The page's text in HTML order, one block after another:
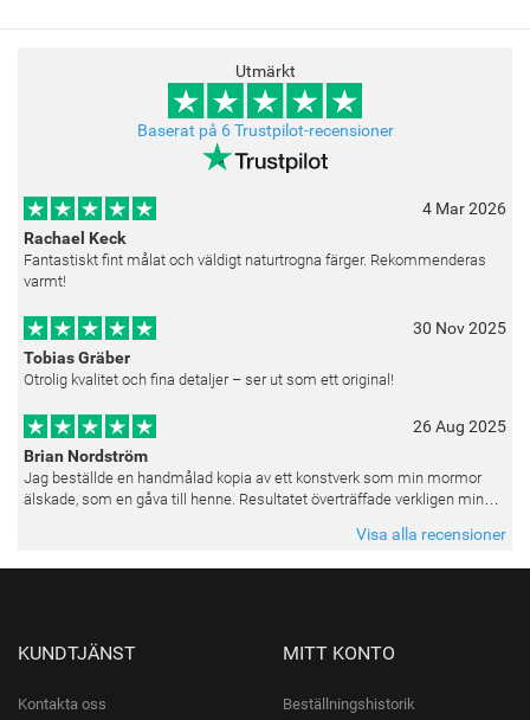
Utmärkt
Baserat på 6 Trustpilot-recensioner
4 Mar 2026
Rachael Keck
Fantastiskt fint målat och väldigt naturtrogna färger. Rekommenderas
varmt!
30 Nov 2025
Tobias Gräber
Otrolig kvalitet och fina detaljer – ser ut som ett original!
26 Aug 2025
Brian Nordström
Jag beställde en handmålad kopia av ett konstverk som min mormor
älskade, som en gåva till henne. Resultatet överträffade verkligen mina
Visa alla recensioner
KUNDTJÄNST
Kontakta oss
MITT KONTO
Beställningshistorik